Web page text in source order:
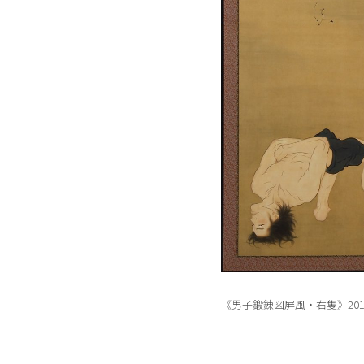
《男子鍛錬図屏風・右隻》